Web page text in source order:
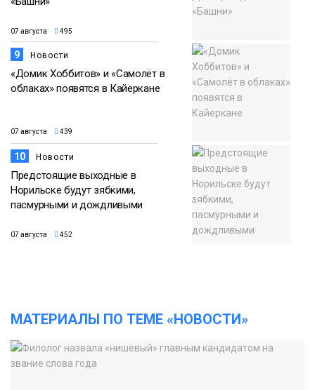
07 августа 495
9 Новости
«Домик Хоббитов» и «Самолёт в
облаках» появятся в Кайеркане
07 августа 439
10 Новости
Предстоящие выходные в
Норильске будут зябкими,
пасмурными и дождливыми
07 августа 452
МАТЕРИАЛЫ ПО ТЕМЕ «НОВОСТИ»